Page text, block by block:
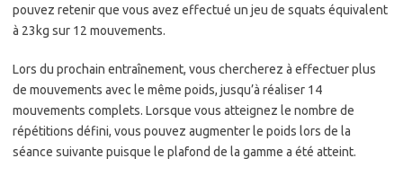
pouvez retenir que vous avez effectué un jeu de squats équivalent
à 23kg sur 12 mouvements.
Lors du prochain entraînement, vous chercherez à effectuer plus
de mouvements avec le même poids, jusqu’à réaliser 14
mouvements complets. Lorsque vous atteignez le nombre de
répétitions défini, vous pouvez augmenter le poids lors de la
séance suivante puisque le plafond de la gamme a été atteint.